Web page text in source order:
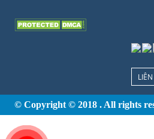
© Copyright © 2018 . All rights